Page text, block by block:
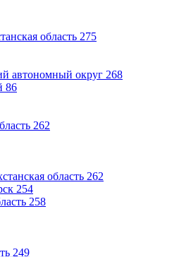
область 275
автономный округ 268
86
262
область 262
254
258
249